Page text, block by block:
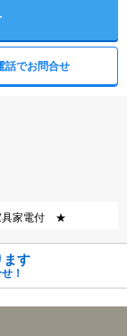
話でお問合せ
具家電付 ★
ます
！